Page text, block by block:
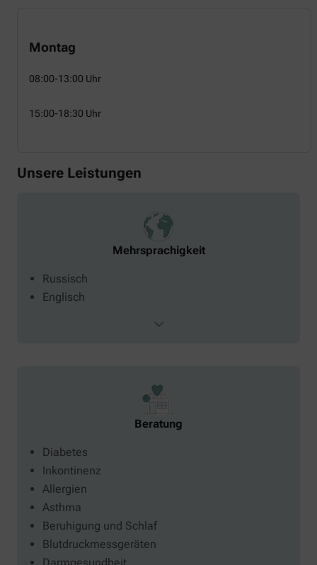
Montag
08:00-13:00 Uhr
15:00-18:30 Uhr
Unsere Leistungen
Mehrsprachigkeit
Russisch
Englisch
Beratung
Diabetes
Inkontinenz
Allergien
Asthma
Beruhigung und Schlaf
Blutdruckmessgeräten
Darmgesundheit